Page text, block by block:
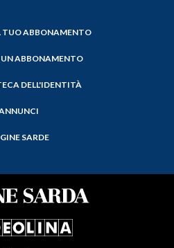
TUO ABBONAMENTO
ABBONAMENTO
DELL'IDENTITÀ
SARDE